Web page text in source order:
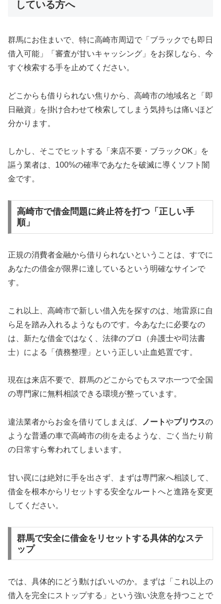
している方へ
群馬にお住まいで、特に高崎市周辺で「ブラックでも即日
借入可能」「審査が甘いキャッシング」をお探しなら、今
すぐ検索する手を止めてください。
どこからも借りられない焦りから、高崎市の地域名と「即
日融資」を掛け合わせて検索してしまう気持ちは痛いほど
分かります。
しかし、そこでヒットする「来店不要・ブラックOK」を
謳う業者は、100%の確率であなたを破滅に導くソフト闇
金です。
高崎市で借金問題に終止符を打つ「正しい手
順」
正規の消費者金融から借りられないということは、すでに
あなたの借金が限界に達しているという明確なサインで
す。
これ以上、高崎市で新しい借入先を探すのは、地雷原に自
ら足を踏み入れるようなものです。今あなたに必要なの
は、新たな借金ではなく、法律のプロ（弁護士や司法書
士）による「債務整理」という正しい止血処置です。
現在は来店不要で、群馬のどこからでもスマホ一つで全国
の専門家に無料相談できる環境が整っています。
違法業者からお金を借りてしまえば、 ノートやプリウスの
ような普通の車で高崎市の街を走るような、ごく当たり前
の日常すら奪われてしまいます。
甘い罠には絶対に手を出さず、まずは専門家へ相談して、
借金を根本からリセットする安全なルートへと進路を変更
してください。
群馬で安全に借金をリセットする具体的なステ
ップ
では、具体的にどう動けばいいのか。まずは「これ以上の
借入を完全にストップする」という強い決意を持つことで